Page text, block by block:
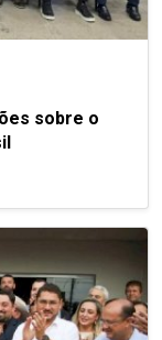
sobre o